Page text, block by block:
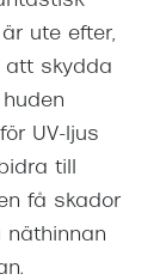
ute efter,
att skydda
UV-ljus
till
få skador
näthinnan